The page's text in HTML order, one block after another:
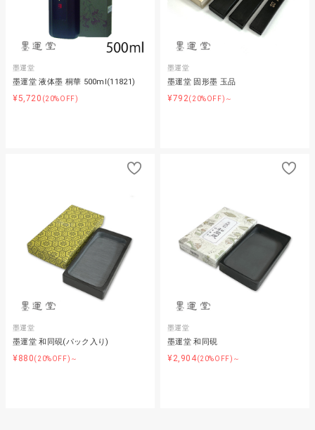
墨運堂
墨運堂 液体墨 桐華 500ml(11821)
¥5,720 (20%OFF)
墨運堂
墨運堂 固形墨 玉品
¥792(20%OFF)～
墨運堂
墨運堂 和同硯(パック入り)
¥880(20%OFF)～
墨運堂
墨運堂 和同硯
¥2,904(20%OFF)～